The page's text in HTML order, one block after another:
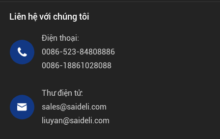
Liên hệ với chúng tôi

Điện thoại:
0086-523-84808886
0086-18861028088

Thư điện tử:
sales@saideli.com
liuyan@saideli.com